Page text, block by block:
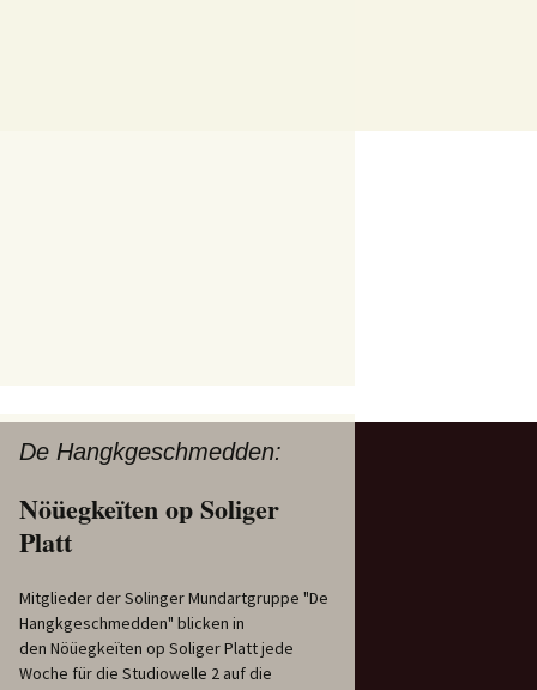
De Hangkgeschmedden:
Nöüegkeïten op Soliger
Platt
Mitglieder der Solinger Mundartgruppe "De
Hangkgeschmedden" blicken in
den Nöüegkeïten op Soliger Platt jede
Woche für die Studiowelle 2 auf die